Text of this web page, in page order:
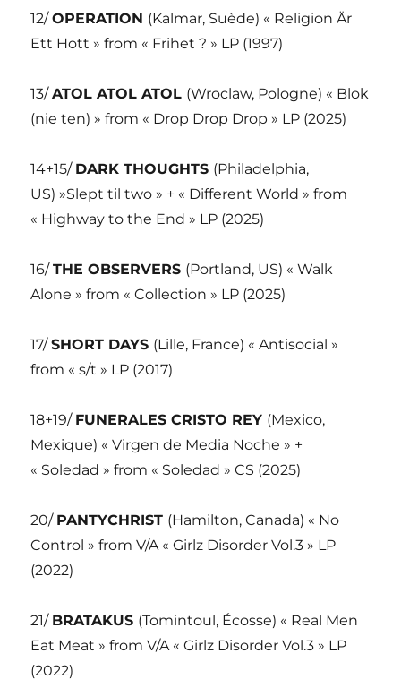
12/OPERATION (Kalmar, Suède) « Religion Är
Ett Hott » from « Frihet ? » LP (1997)
13/ATOL ATOL ATOL (Wroclaw, Pologne) « Blok
(nie ten) » from « Drop Drop Drop » LP (2025)
14+15/ DARK THOUGHTS (Philadelphia,
US) »Slept til two » + « Different World » from
« Highway to the End » LP (2025)
16/THE OBSERVERS (Portland, US) « Walk
Alone » from « Collection » LP (2025)
17/SHORT DAYS (Lille, France) « Antisocial »
from « s/t » LP (2017)
18+19/ FUNERALES CRISTO REY (Mexico,
Mexique) « Virgen de Media Noche » +
« Soledad » from « Soledad » CS (2025)
20/ PANTYCHRIST (Hamilton, Canada) « No
Control » from V/A « Girlz Disorder Vol.3 » LP
(2022)
21/ BRATAKUS (Tomintoul, Écosse) « Real Men
Eat Meat » from V/A « Girlz Disorder Vol.3 » LP
(2022)